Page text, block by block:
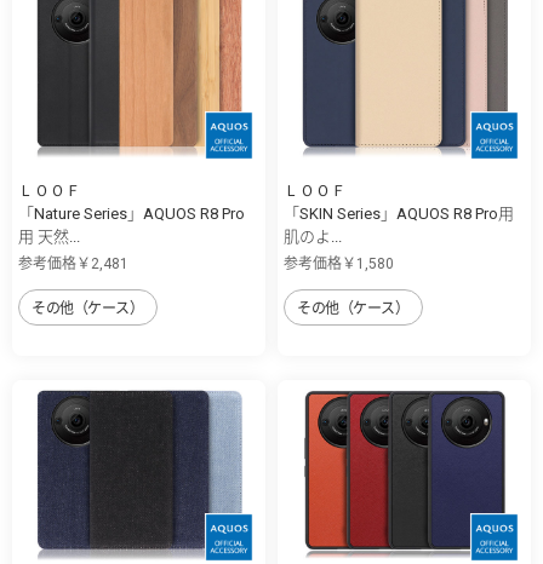
ＬＯＯＦ
「Nature Series」AQUOS R8 Pro
用 天然...
参考価格￥2,481
その他（ケース）
ＬＯＯＦ
「SKIN Series」AQUOS R8 Pro用
肌のよ...
参考価格￥1,580
その他（ケース）